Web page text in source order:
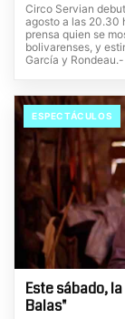
Circo Servian
agosto a las 20.30
prensa quien se
bolivarenses, y
García y Rondeau.-
ESPECTÁCULOS
Este sábado,
Balas"